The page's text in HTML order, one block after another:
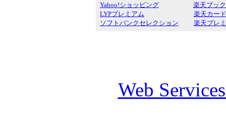
Yahoo!ショッピング
LYPプレミアム
ソフトバンクセレクション
楽天ブッ
楽天カード
楽天プレ
Web